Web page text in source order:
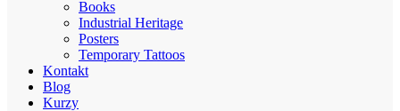
Books
Industrial Heritage
Posters
Temporary Tattoos
Kontakt
Blog
Kurzy